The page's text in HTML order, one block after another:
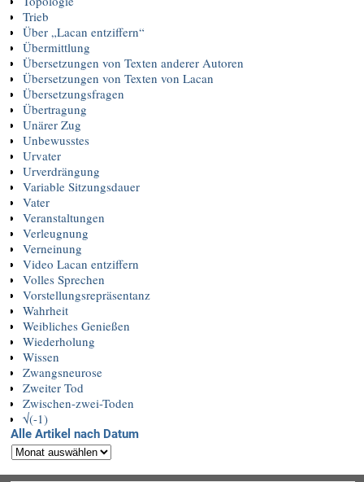
Trieb
Über „Lacan entziffern“
Übermittlung
Übersetzungen von Texten anderer Autoren
Übersetzungen von Texten von Lacan
Übersetzungsfragen
Übertragung
Unärer Zug
Unbewusstes
Urvater
Urverdrängung
Variable Sitzungsdauer
Vater
Veranstaltungen
Verleugnung
Verneinung
Video Lacan entziffern
Volles Sprechen
Vorstellungsrepräsentanz
Wahrheit
Weibliches Genießen
Wiederholung
Wissen
Zwangsneurose
Zweiter Tod
Zwischen-zwei-Toden
√(-1)
Alle Artikel nach Datum